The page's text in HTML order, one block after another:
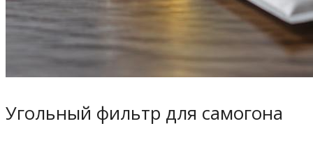
Угольный фильтр для самогона